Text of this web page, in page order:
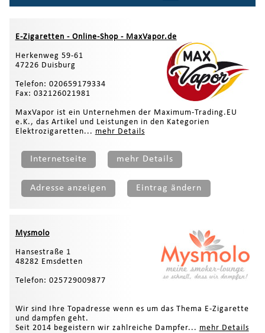
E-Zigaretten - Online-Shop - MaxVapor.de
Herkenweg 59-61
47226 Duisburg
Telefon: 020659179334
Fax: 032126021981
MaxVapor ist ein Unternehmen der Maximum-Trading.EU
e.K., das Artikel und Leistungen in den Kategorien
Elektrozigaretten... mehr Details
Internetseite mehr Details
Adresse anzeigen Eintrag ändern
Mysmolo
Hansestraße 1
48282 Emsdetten
Telefon: 025729009877
Wir sind Ihre Topadresse wenn es um das Thema E-Zigarette
und dampfen geht.
Seit 2014 begeistern wir zahlreiche Dampfer... mehr Details